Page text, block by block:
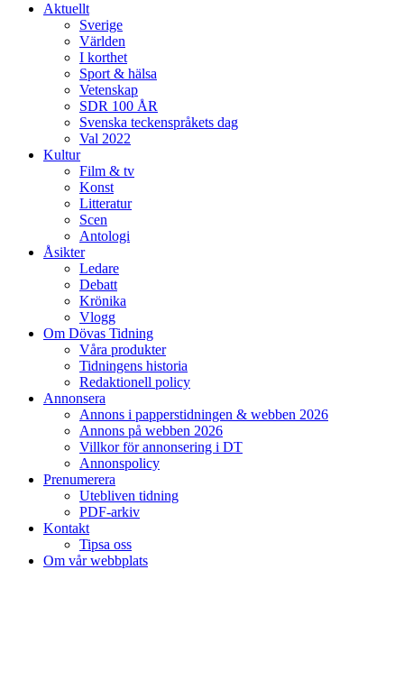
Aktuellt
Sverige
Världen
I korthet
Sport & hälsa
Vetenskap
SDR 100 ÅR
Svenska teckenspråkets dag
Val 2022
Kultur
Film & tv
Konst
Litteratur
Scen
Antologi
Åsikter
Ledare
Debatt
Krönika
Vlogg
Om Dövas Tidning
Våra produkter
Tidningens historia
Redaktionell policy
Annonsera
Annons i papperstidningen & webben 2026
Annons på webben 2026
Villkor för annonsering i DT
Annonspolicy
Prenumerera
Utebliven tidning
PDF-arkiv
Kontakt
Tipsa oss
Om vår webbplats